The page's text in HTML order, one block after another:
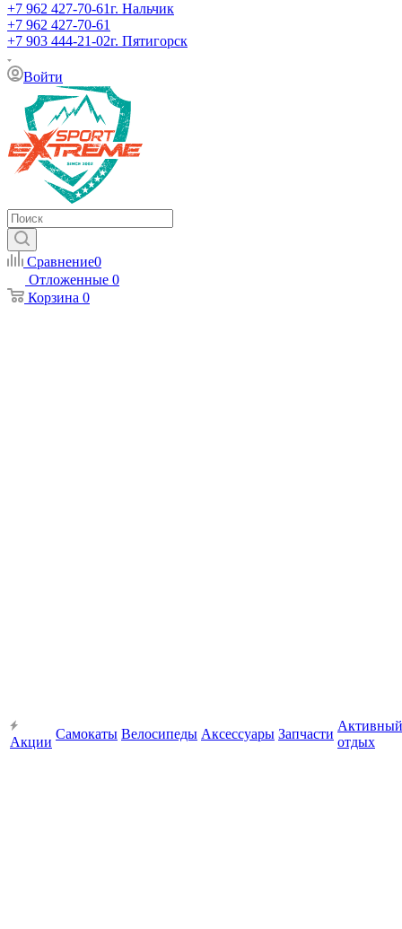
+7 962 427-70-61г. Нальчик
+7 962 427-70-61
+7 903 444-21-02г. Пятигорск
Войти
Сравнение0
Отложенные 0
Корзина 0
Акции
Самокаты Велосипеды Аксессуары Запчасти
Активный
отдых